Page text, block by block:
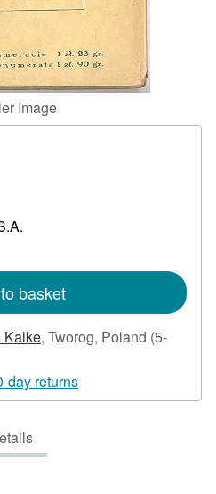
Image
basket
Kalke, Tworog, Poland (5-
day returns